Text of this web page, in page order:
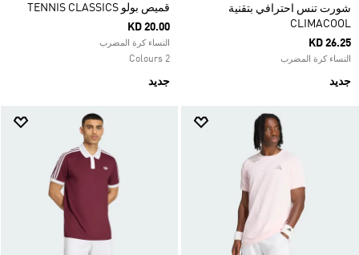
شورت تنس احترافي بتقنية
CLIMACOOL
KD 26.25
النساء كرة المضرب
جديد
قميص بولو TENNIS CLASSICS
KD 20.00
النساء كرة المضرب
2 Colours
جديد